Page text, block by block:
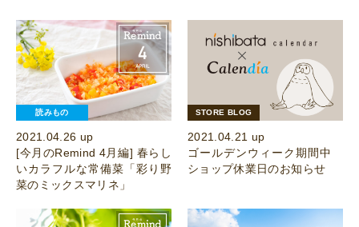
読みもの
2021.04.26 up
[今月のRemind 4月編] 春らし
いカラフルな常備菜「彩り野
菜のミックスマリネ」
STORE BLOG
2021.04.21 up
ゴールデンウィーク期間中
ショップ休業日のお知らせ